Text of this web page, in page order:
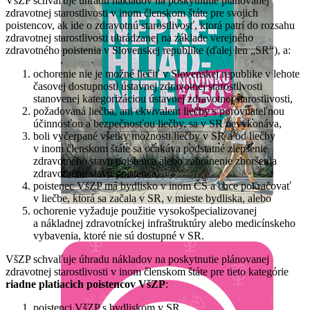
zdravotnej starostlivosti v inom členskom štáte pre svojich
poistencov, ak ide o zdravotnú starostlivosť, ktorá patrí do rozsahu
zdravotnej starostlivosti uhrádzanej na základe verejného
zdravotného poistenia v Slovenskej republike (ďalej len „SR“), a:
ochorenie nie je možné liečiť v Slovenskej republike v lehote
časovej dostupnosti ústavnej zdravotnej starostlivosti
stanovenej kategorizáciou ústavnej zdravotnej starostlivosti,
požadovaná liečba, ani ekvivalent liečby s porovnateľnou
účinnosťou a bezpečnosťou liečby, sa v SR nevykonáva,
boli vyčerpané všetky možnosti liečby v SR a od liečby
v inom členskom štáte sa očakáva podstatné zlepšenie
zdravotného stavu poistenca alebo zabránenie zhoršenia
zdravotného stavu poistenca,
poistenec VšZP má bydlisko v inom ČŠ a chce pokračovať
v liečbe, ktorá sa začala v SR, v mieste bydliska, alebo
ochorenie vyžaduje použitie vysokošpecializovanej
a nákladnej zdravotníckej infraštruktúry alebo medicínskeho
vybavenia, ktoré nie sú dostupné v SR.
VšZP schvaľuje úhradu nákladov na poskytnutie plánovanej
zdravotnej starostlivosti v inom členskom štáte pre tieto kategórie
riadne platiacich poistencov VšZP: